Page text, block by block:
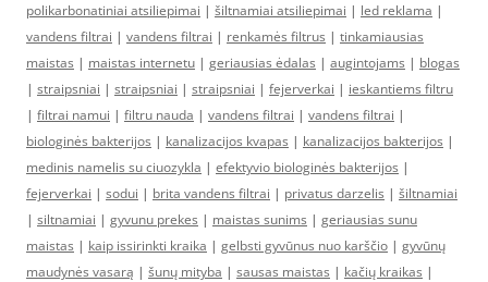
polikarbonatiniai atsiliepimai | šiltnamiai atsiliepimai | led reklama |
vandens filtrai | vandens filtrai | renkamės filtrus | tinkamiausias
maistas | maistas internetu | geriausias ėdalas | augintojams | blogas
| straipsniai | straipsniai | straipsniai | fejerverkai | ieskantiems filtru
| filtrai namui | filtru nauda | vandens filtrai | vandens filtrai |
biologinės bakterijos | kanalizacijos kvapas | kanalizacijos bakterijos |
medinis namelis su ciuozykla | efektyvio biologinės bakterijos |
fejerverkai | sodui | brita vandens filtrai | privatus darzelis | šiltnamiai
| siltnamiai | gyvunu prekes | maistas sunims | geriausias sunu
maistas | kaip issirinkti kraika | gelbsti gyvūnus nuo karščio | gyvūnų
maudynės vasarą | šunų mityba | sausas maistas | kačių kraikas |